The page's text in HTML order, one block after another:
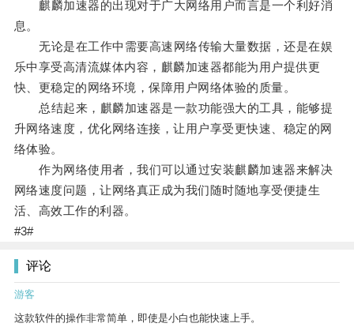
麒麟加速器的出现对于广大网络用户而言是一个利好消
息。
无论是在工作中需要高速网络传输大量数据，还是在娱
乐中享受高清流媒体内容，麒麟加速器都能为用户提供更
快、更稳定的网络环境，保障用户网络体验的质量。
总结起来，麒麟加速器是一款功能强大的工具，能够提
升网络速度，优化网络连接，让用户享受更快速、稳定的网
络体验。
作为网络使用者，我们可以通过安装麒麟加速器来解决
网络速度问题，让网络真正成为我们随时随地享受便捷生
活、高效工作的利器。
#3#
评论
游客
这款软件的操作非常简单，即使是小白也能快速上手。